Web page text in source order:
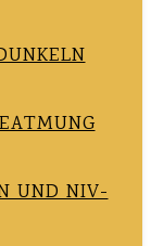
UND NIV-